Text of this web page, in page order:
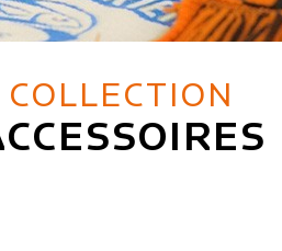
COLLECTION